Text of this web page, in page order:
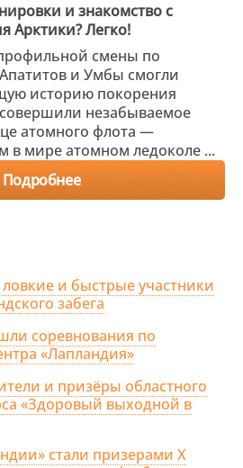
и знакомство с
Арктики? Легко!
смены по
и Умбы смогли
историю покорения
незабываемое
атомного флота —
в мире атомном ледоколе ...
Подробнее
и быстрые участники
забега
соревнования по
«Лапландия»
и призёры областного
«Здоровый выходной в
стали призерами X